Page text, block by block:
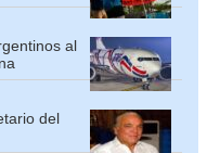
al
del